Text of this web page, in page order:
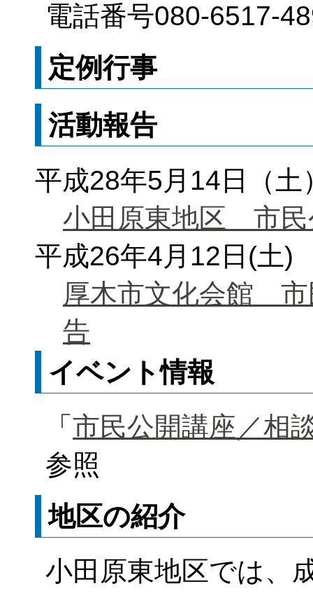
電話番号080-6517-
定例行事
活動報告
平成28年5月14日（土
小田原東地区 市民
平成26年4月12日(土)
厚木市文化会館 市
告
イベント情報
「 市民公開講座／相
参照
地区の紹介
小田原東地区では、